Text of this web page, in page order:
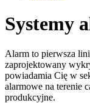
Systemy
Alarm to pierwsza
zaprojektowany
powiadamia Cię w
alarmowe na terenie
produkcyjne.